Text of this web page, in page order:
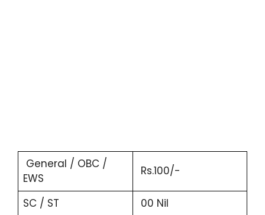
General / OBC /
EWS
Rs.100/-
SC / ST 00 Nil